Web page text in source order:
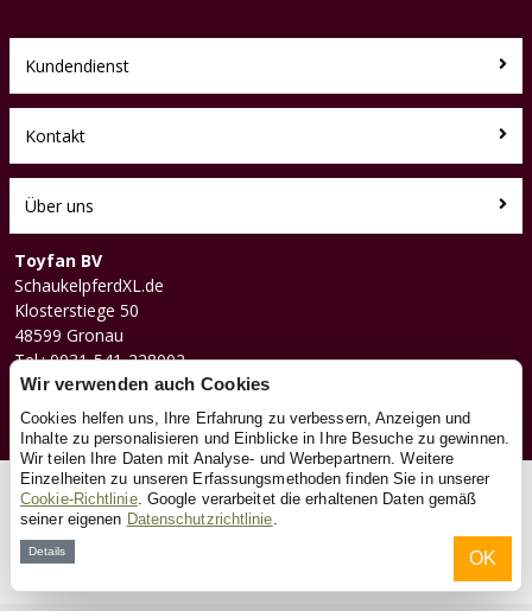
Kundendienst
Kontakt
Über uns
Toyfan BV
SchaukelpferdXL.de
Klosterstiege 50
48599 Gronau
Tel.: 0031-541-228002
Facebook
Instagram
© 2026 Toyfan BV
Allgemeine Geschäftsbedingungen
Haftungsausschluss
Wir verwenden auch Cookies
Cookies helfen uns, Ihre Erfahrung zu verbessern, Anzeigen und
Inhalte zu personalisieren und Einblicke in Ihre Besuche zu gewinnen.
Wir teilen Ihre Daten mit Analyse- und Werbepartnern. Weitere
Einzelheiten zu unseren Erfassungsmethoden finden Sie in unserer
Cookie-Richtlinie. Google verarbeitet die erhaltenen Daten gemäß
seiner eigenen Datenschutzrichtlinie
Details OK